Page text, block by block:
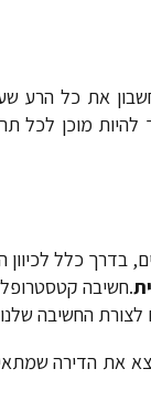
את כל הרע
להיות מוכן לכל
בדרך כלל
.חשיבה
החשיבה
את הדירה